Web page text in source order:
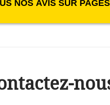
NOS AVIS SUR